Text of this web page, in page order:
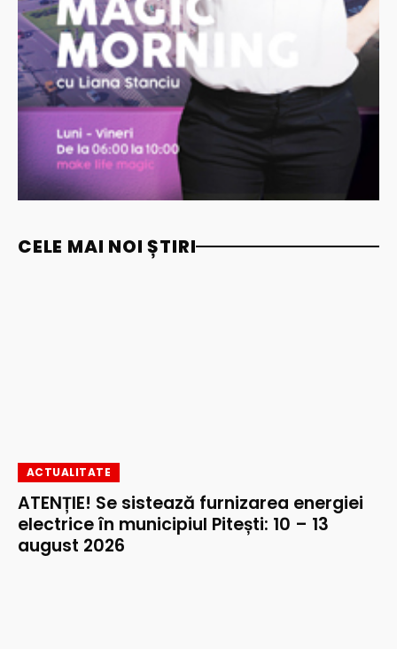
CELE MAI NOI ȘTIRI
ACTUALITATE
ATENȚIE! Se sistează furnizarea energiei
electrice în municipiul Pitești: 10 – 13
august 2026